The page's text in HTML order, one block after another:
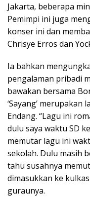
Jakarta, beberapa
Pemimpi ini juga
konser ini dan
Chrisye Erros dan
Ia bahkan
pengalaman pribadi
bawakan bersama
‘Sayang’ merupakan
Endang. “Lagu ini
dulu saya waktu SD
memutar lagu ini
sekolah. Dulu masih
tahu susahnya
dimasukkan ke
guraunya.